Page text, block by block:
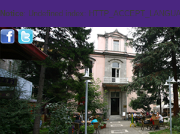
Notice: Undefined index: